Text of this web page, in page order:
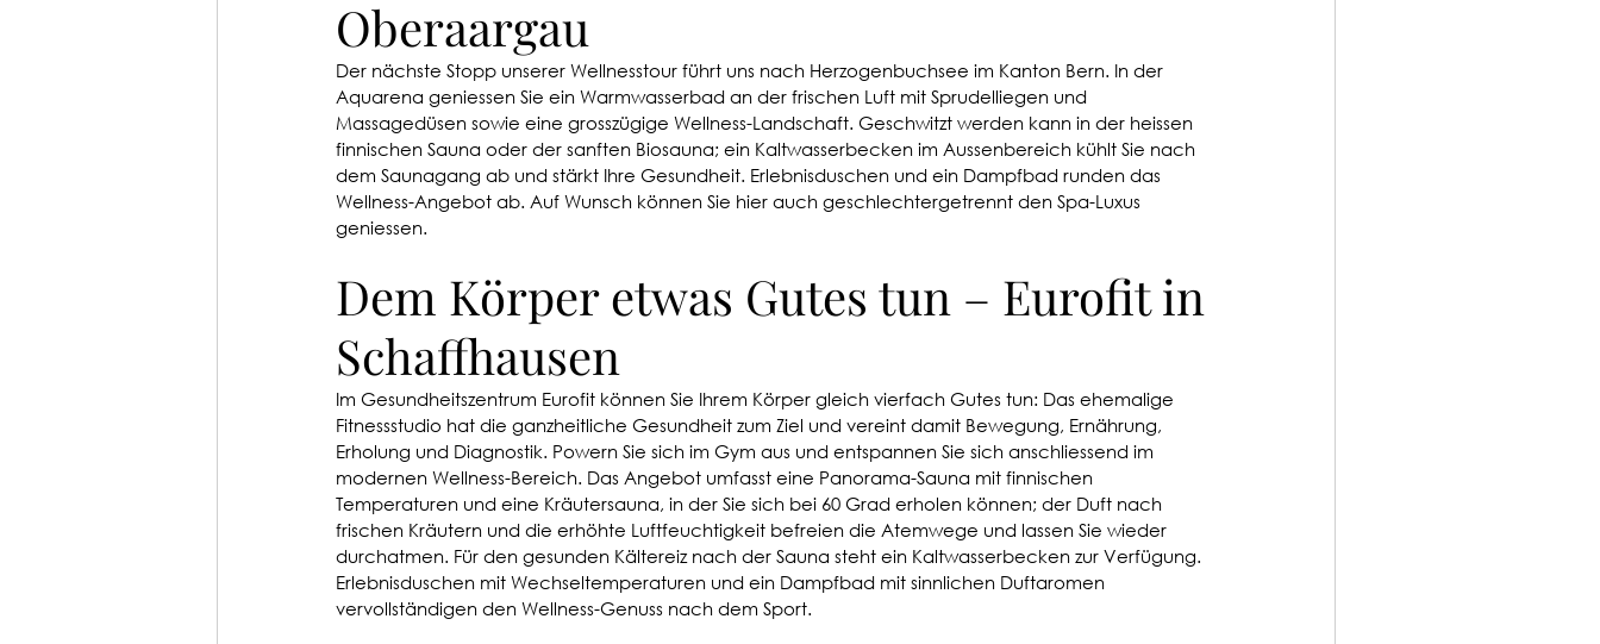
Oberaargau
Der nächste Stopp unserer Wellnesstour führt uns nach Herzogenbuchsee im Kanton Bern. In der
Aquarena geniessen Sie ein Warmwasserbad an der frischen Luft mit Sprudelliegen und
Massagedüsen sowie eine grosszügige Wellness-Landschaft. Geschwitzt werden kann in der heissen
finnischen Sauna oder der sanften Biosauna; ein Kaltwasserbecken im Aussenbereich kühlt Sie nach
dem Saunagang ab und stärkt Ihre Gesundheit. Erlebnisduschen und ein Dampfbad runden das
Wellness-Angebot ab. Auf Wunsch können Sie hier auch geschlechtergetrennt den Spa-Luxus
geniessen.
Dem Körper etwas Gutes tun – Eurofit in
Schaffhausen
Im Gesundheitszentrum Eurofit können Sie Ihrem Körper gleich vierfach Gutes tun: Das ehemalige
Fitnessstudio hat die ganzheitliche Gesundheit zum Ziel und vereint damit Bewegung, Ernährung,
Erholung und Diagnostik. Powern Sie sich im Gym aus und entspannen Sie sich anschliessend im
modernen Wellness-Bereich. Das Angebot umfasst eine Panorama-Sauna mit finnischen
Temperaturen und eine Kräutersauna, in der Sie sich bei 60 Grad erholen können; der Duft nach
frischen Kräutern und die erhöhte Luftfeuchtigkeit befreien die Atemwege und lassen Sie wieder
durchatmen. Für den gesunden Kältereiz nach der Sauna steht ein Kaltwasserbecken zur Verfügung.
Erlebnisduschen mit Wechseltemperaturen und ein Dampfbad mit sinnlichen Duftaromen
vervollständigen den Wellness-Genuss nach dem Sport.